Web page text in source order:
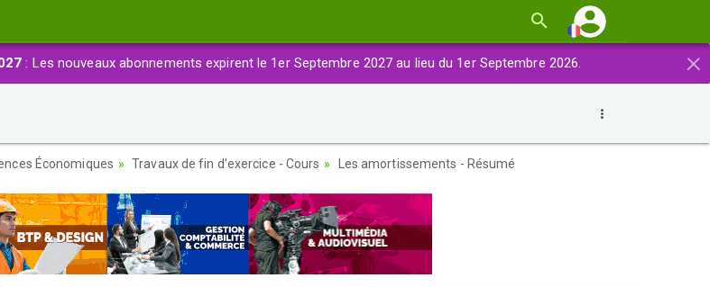
×
: Les nouveaux abonnements expirent le 1er Septembre 2027 au lieu du 1er Septembre 2026.
Économiques Travaux de fin d'exercice - Cours Les amortissements - Résumé